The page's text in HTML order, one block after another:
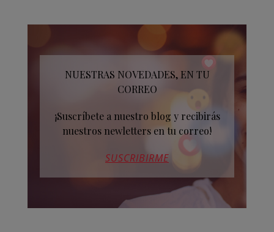
NUESTRAS NOVEDADES, EN TU
CORREO
¡Suscríbete a nuestro blog y recibirás
nuestros newletters en tu correo!
SUSCRIBIRME